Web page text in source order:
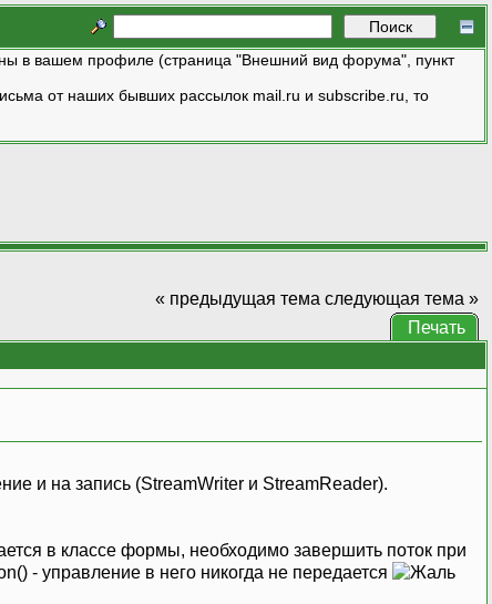
в вашем профиле (страница "Внешний вид форума", пункт
от наших бывших рассылок mail.ru и subscribe.ru, то
« предыдущая тема следующая тема »
Печать
и на запись (StreamWriter и StreamReader).
в классе формы, необходимо завершить поток при
- управление в него никогда не передается